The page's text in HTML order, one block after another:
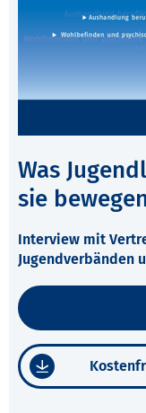
Was
sie
Interview mit
Jugendverbänden